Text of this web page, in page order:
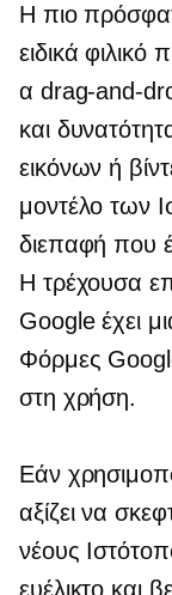
Η πιο
ειδικάφιλικό
α drag-and-
και
εικόνων ή
μοντέλο των
διεπαφή που
Η τρέχουσα
Google έχει
Φόρμες
στη χρήση.
Εάν
αξίζει να
νέους
ευέλικτο και